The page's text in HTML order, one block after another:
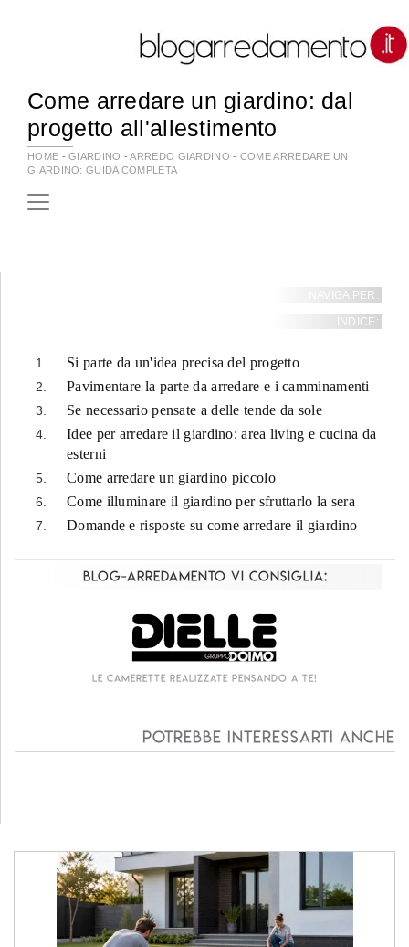
Come arredare un giardino: dal
progetto all'allestimento
HOME -GIARDINO -ARREDO GIARDINO - COME ARREDARE UN
GIARDINO: GUIDA COMPLETA
NAVIGA PER:
INDICE:
Si parte da un'idea precisa del progetto
Pavimentare la parte da arredare e i camminamenti
Se necessario pensate a delle tende da sole
Idee per arredare il giardino: area living e cucina da
esterni
Come arredare un giardino piccolo
Come illuminare il giardino per sfruttarlo la sera
Domande e risposte su come arredare il giardino
Blog-Arredamento vi consiglia:
Potrebbe interessarti anche